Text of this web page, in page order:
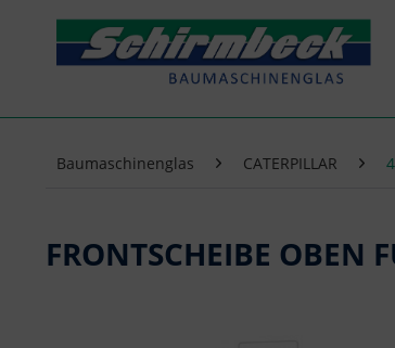
Baumaschinenglas CATERPILLAR
FRONTSCHEIBE OBEN